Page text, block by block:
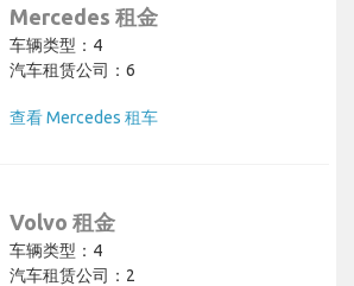
Mercedes 租金
车辆类型：4
汽车租赁公司：6
查看 Mercedes 租车
Volvo 租金
车辆类型：4
汽车租赁公司：2